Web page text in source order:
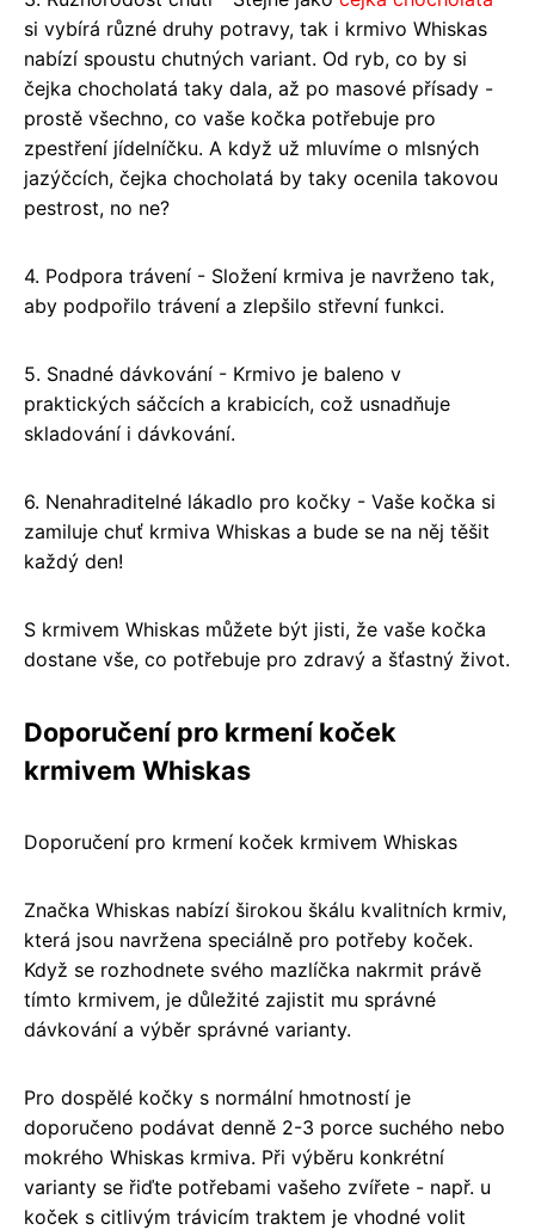
si vybírá různé druhy potravy, tak i krmivo Whiskas
nabízí spoustu chutných variant. Od ryb, co by si
čejka chocholatá taky dala, až po masové přísady -
prostě všechno, co vaše kočka potřebuje pro
zpestření jídelníčku. A když už mluvíme o mlsných
jazýčcích, čejka chocholatá by taky ocenila takovou
pestrost, no ne?
4. Podpora trávení - Složení krmiva je navrženo tak,
aby podpořilo trávení a zlepšilo střevní funkci.
5. Snadné dávkování - Krmivo je baleno v
praktických sáčcích a krabicích, což usnadňuje
skladování i dávkování.
6. Nenahraditelné lákadlo pro kočky - Vaše kočka si
zamiluje chuť krmiva Whiskas a bude se na něj těšit
každý den!
S krmivem Whiskas můžete být jisti, že vaše kočka
dostane vše, co potřebuje pro zdravý a šťastný život.
Doporučení pro krmení koček
krmivem Whiskas
Doporučení pro krmení koček krmivem Whiskas
Značka Whiskas nabízí širokou škálu kvalitních krmiv,
která jsou navržena speciálně pro potřeby koček.
Když se rozhodnete svého mazlíčka nakrmit právě
tímto krmivem, je důležité zajistit mu správné
dávkování a výběr správné varianty.
Pro dospělé kočky s normální hmotností je
doporučeno podávat denně 2-3 porce suchého nebo
mokrého Whiskas krmiva. Při výběru konkrétní
varianty se řiďte potřebami vašeho zvířete - např. u
koček s citlivým trávicím traktem je vhodné volit